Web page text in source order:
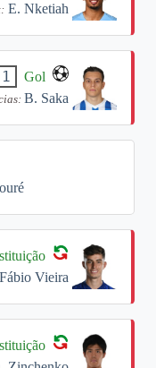
E. Nketiah
Gol
B. Saka
Fábio Vieira